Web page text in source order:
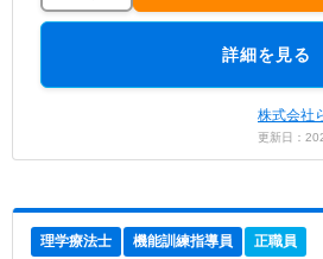
詳細を見る
株式会社
更新日：
理学療法士 機能訓練指導員 正職員